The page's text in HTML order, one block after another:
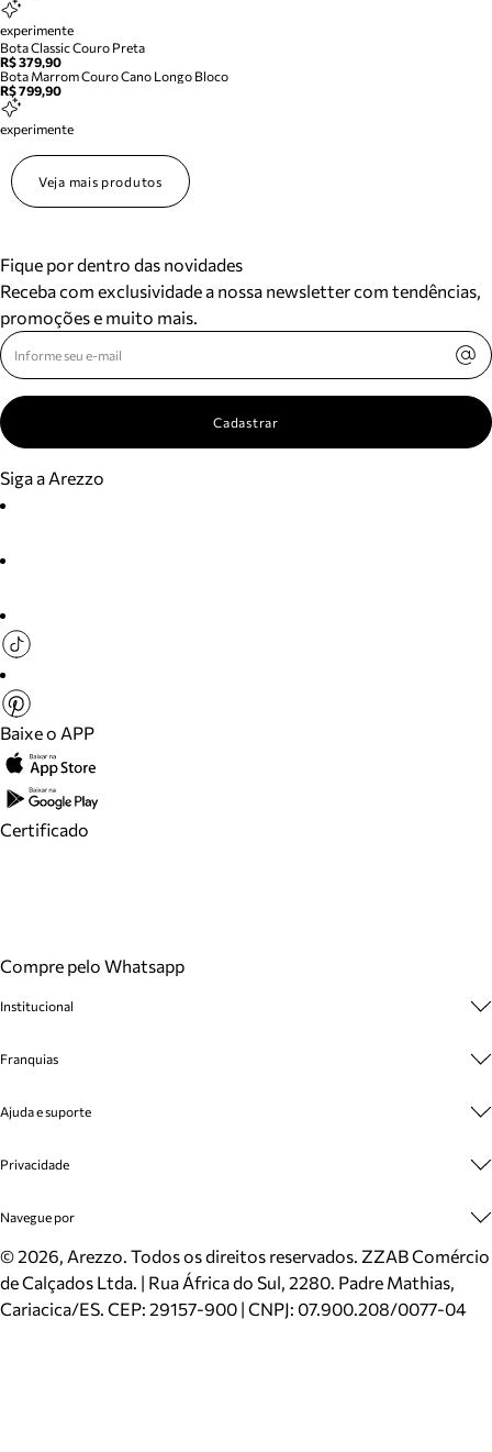
experimente
Bota Classic Couro Preta
R$ 379,90
Bota Marrom Couro Cano Longo Bloco
R$ 799,90
experimente
Veja mais produtos
Fique por dentro das novidades
Receba com exclusividade a nossa newsletter com tendências,
promoções e muito mais.
Cadastrar
Siga a Arezzo
Baixe o APP
Certificado
Compre pelo Whatsapp
Institucional
Cashback
Venda Corporativa
Mapa do Site
Inverno
Mundo Arezzo
Franquias
Plano de Negócio
Ajuda e suporte
Cadastro
Meus Pedidos
Trocas e Devoluções
Cartão Presente
Localizador de lojas
Privacidade
Politica e Privacidade
Navegue por
Sapatos
Bolsas
Scarpins
©2026, Arezzo. Todos os direitos reservados. ZZAB Comércio
de Calçados Ltda. | Rua África do Sul, 2280. Padre Mathias,
Cariacica/ES. CEP: 29157-900 | CNPJ: 07.900.208/0077-04